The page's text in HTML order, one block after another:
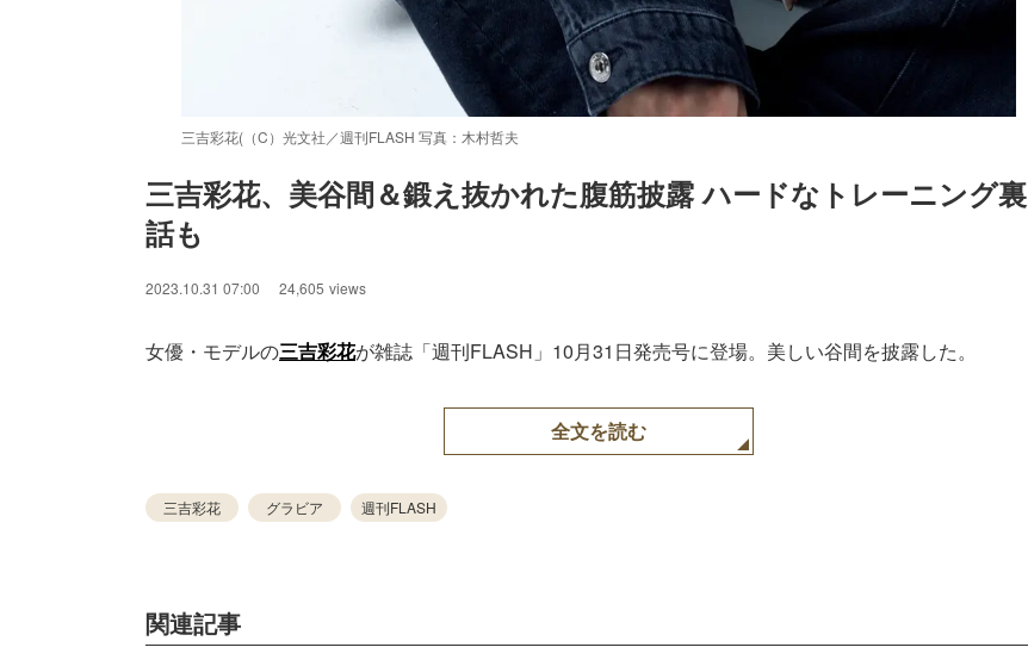
三吉彩花(（C）光文社／週刊FLASH 写真：木村哲夫
三吉彩花、美谷間＆鍛え抜かれた腹筋披露 ハードなトレーニング裏
話も
2023.10.31 07:00 24,605 views
女優・モデルの三吉彩花が雑誌「週刊FLASH」10月31日発売号に登場。美しい谷間を披露した。
全文を読む
三吉彩花 グラビア 週刊FLASH
関連記事